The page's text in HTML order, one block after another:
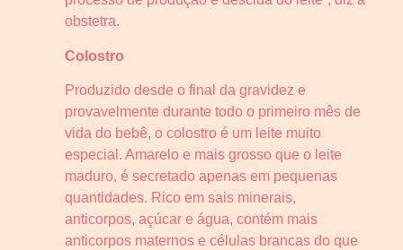
obstetra.
Colostro
Produzido desde o final da gravidez e
provavelmente durante todo o primeiro mês de
vida do bebê, o colostro é um leite muito
especial. Amarelo e mais grosso que o leite
maduro, é secretado apenas em pequenas
quantidades. Rico em sais minerais,
anticorpos, açúcar e água, contém mais
anticorpos maternos e células brancas do que